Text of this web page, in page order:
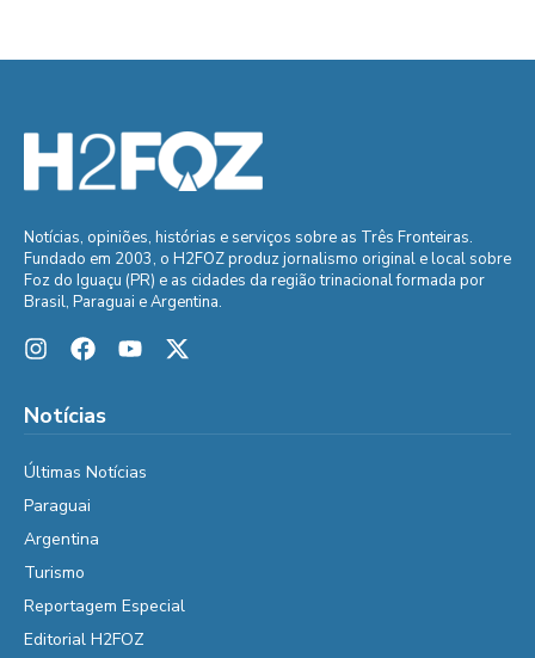
Notícias, opiniões, histórias e serviços sobre as Três Fronteiras.
Fundado em 2003, o H2FOZ produz jornalismo original e local sobre
Foz do Iguaçu (PR) e as cidades da região trinacional formada por
Brasil, Paraguai e Argentina.
Notícias
Últimas Notícias
Paraguai
Argentina
Turismo
Reportagem Especial
Editorial H2FOZ